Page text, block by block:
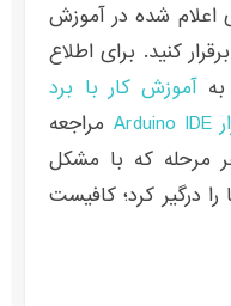
اعلام شده در آموزش
کنید. برای اطلاع
بهآموزش کار با برد
مراجعه
مرحله که با مشکل
درگیر کرد؛ کافیست